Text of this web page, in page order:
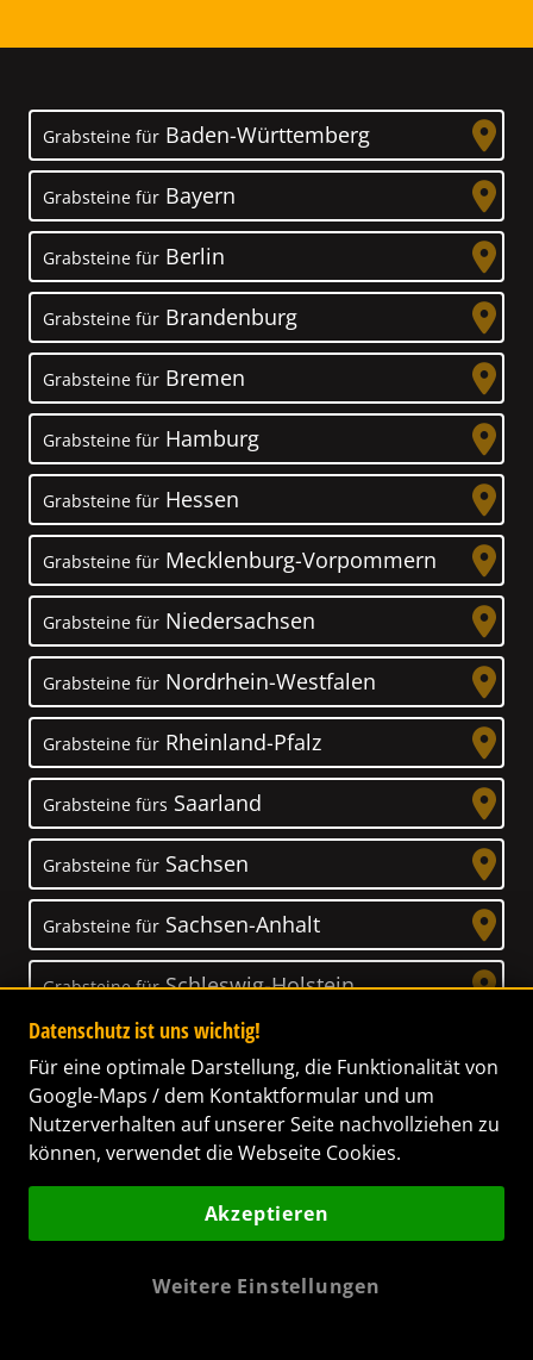
Grabsteine für Baden-Württemberg
Grabsteine für Bayern
Grabsteine für Berlin
Grabsteine für Brandenburg
Grabsteine für Bremen
Grabsteine für Hamburg
Grabsteine für Hessen
Grabsteine für Mecklenburg-Vorpommern
Grabsteine für Niedersachsen
Grabsteine für Nordrhein-Westfalen
Grabsteine für Rheinland-Pfalz
Grabsteine fürs Saarland
Grabsteine für Sachsen
Grabsteine für Sachsen-Anhalt
Grabsteine fürSchleswig-Holstein
Thüringen
es uns zur Aufgabe gemacht, Ihnen dabei zu
Datenschutz ist uns wichtig!
Für eine optimale Darstellung, die Funktionalität von
Google-Maps / dem Kontaktformular und um
Nutzerverhalten auf unserer Seite nachvollziehen zu
können, verwendet die Webseite Cookies.
Akzeptieren
Weitere Einstellungen